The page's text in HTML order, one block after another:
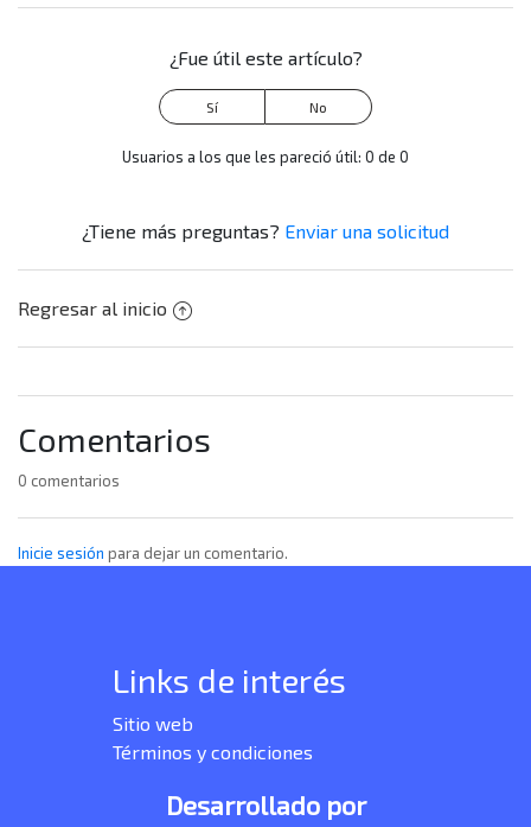
¿Fue útil este artículo?
Usuarios a los que les pareció útil: 0 de 0
¿Tiene más preguntas? Enviar una solicitud
Regresar al inicio
Comentarios
0 comentarios
Inicie sesión para dejar un comentario.
Links de interés
Sitio web
Términos y condiciones
Desarrollado por